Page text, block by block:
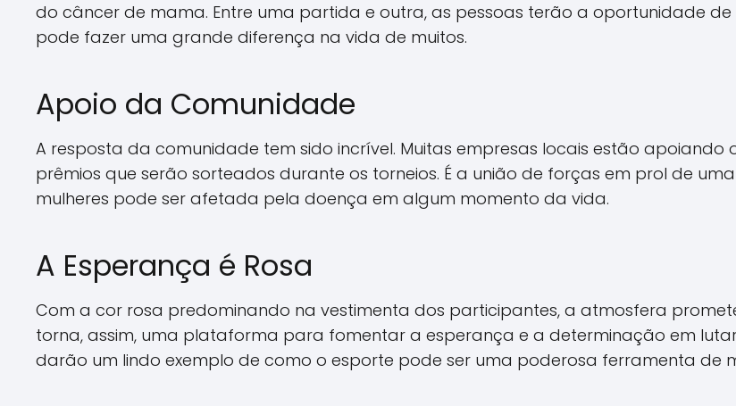
do câncer de mama. Entre uma partida e outra, as pessoas terão a oportunidade
pode fazer uma grande diferença na vida de muitos.
Apoio da Comunidade
A resposta da comunidade tem sido incrível. Muitas empresas locais estão
prêmios que serão sorteados durante os torneios. É a união de forças em prol de
mulheres pode ser afetada pela doença em algum momento da vida.
A Esperança é Rosa
Com a cor rosa predominando na vestimenta dos participantes, a atmosfera
torna, assim, uma plataforma para fomentar a esperança e a determinação em
darão um lindo exemplo de como o esporte pode ser uma poderosa ferramenta de